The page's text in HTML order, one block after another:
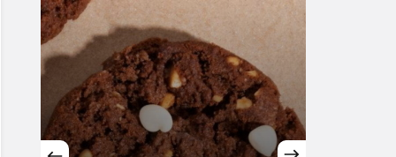
Gündüz Modu
Gündüz modunu seçin.
Gece Modu
Gece modunu seçin.